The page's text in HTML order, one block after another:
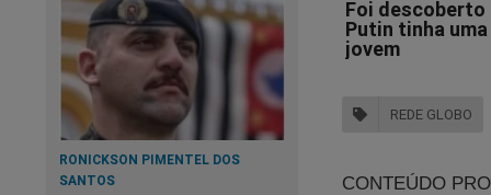
RONICKSON PIMENTEL DOS
SANTOS
obrigado a
abre a
políticos,
direção,
abdicam
aspectos
REDE GLOBO